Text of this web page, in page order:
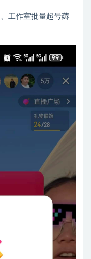
工作室批量起号薅